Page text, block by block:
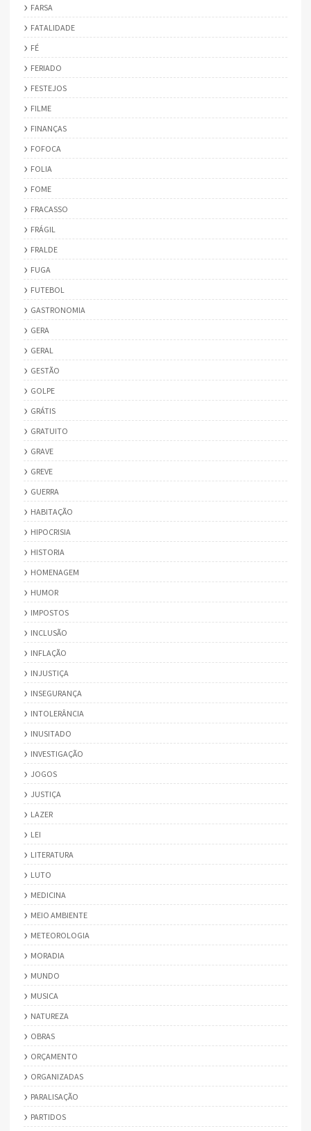
FARSA
FATALIDADE
FÉ
FERIADO
FESTEJOS
FILME
FINANÇAS
FOFOCA
FOLIA
FOME
FRACASSO
FRÁGIL
FRALDE
FUGA
FUTEBOL
GASTRONOMIA
GERA
GERAL
GESTÃO
GOLPE
GRÁTIS
GRATUITO
GRAVE
GREVE
GUERRA
HABITAÇÃO
HIPOCRISIA
HISTORIA
HOMENAGEM
HUMOR
IMPOSTOS
INCLUSÃO
INFLAÇÃO
INJUSTIÇA
INSEGURANÇA
INTOLERÂNCIA
INUSITADO
INVESTIGAÇÃO
JOGOS
JUSTIÇA
LAZER
LEI
LITERATURA
LUTO
MEDICINA
MEIO AMBIENTE
METEOROLOGIA
MORADIA
MUNDO
MUSICA
NATUREZA
OBRAS
ORÇAMENTO
ORGANIZADAS
PARALISAÇÃO
PARTIDOS